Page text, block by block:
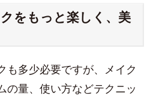
をもっと楽しく、美
も多少必要ですが、メイク
の量、使い方などテクニッ